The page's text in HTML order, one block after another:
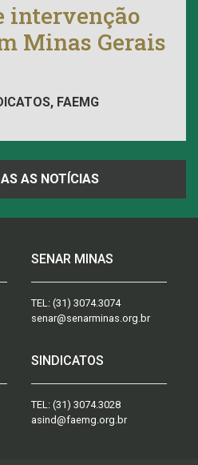
intervenção
Minas Gerais
FAEMG
AS NOTÍCIAS
SENAR MINAS
TEL: (31) 3074.3074
senar@senarminas.org.br
SINDICATOS
TEL: (31) 3074.3028
asind@faemg.org.br